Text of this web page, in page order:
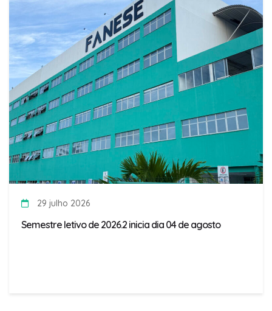
29 julho 2026
Semestre letivo de 2026.2 inicia dia 04 de agosto